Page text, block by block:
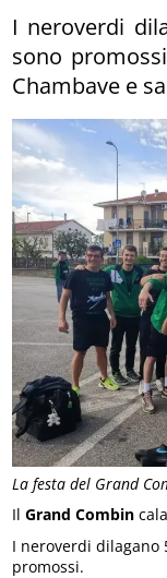
La festa del Grand
I neroverdi
sono
Chambave e
IlGrand Combin
I neroverdi dilagano
promossi.